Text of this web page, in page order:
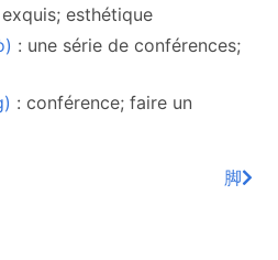
esthétique
: une série de conférences;
: conférence; faire un
脚